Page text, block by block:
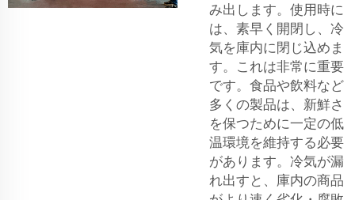
み出します。使用時に
は、素早く開閉し、冷
気を庫内に閉じ込めま
す。これは非常に重要
です。食品や飲料など
多くの製品は、新鮮さ
を保つために一定の低
温環境を維持する必要
があります。冷気が漏
れ出すと、庫内の商品